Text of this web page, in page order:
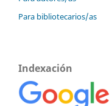
Para bibliotecarios/as
Indexación